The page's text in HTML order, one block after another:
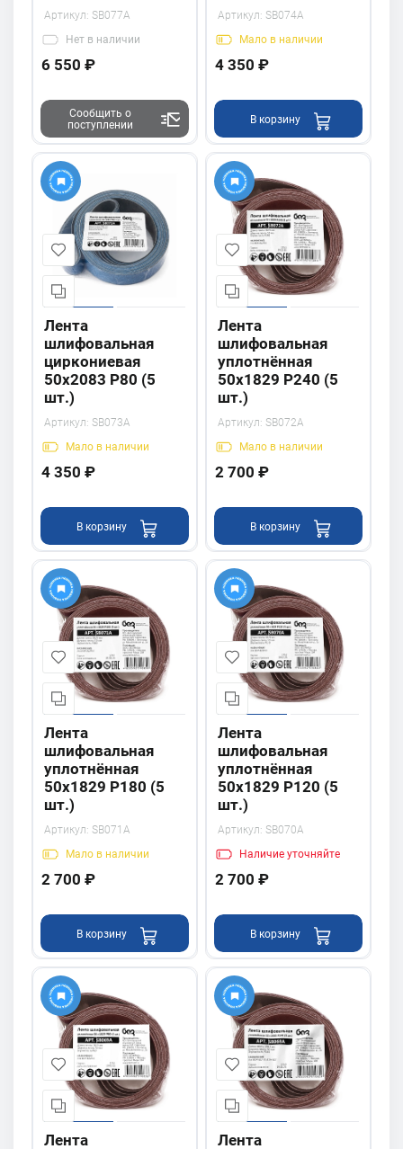
Артикул: SB077A
Нет в наличии
6 550 ₽
Сообщить о
поступлении
Артикул: SB074A
Мало в наличии
4 350 ₽
В корзину
Лента
шлифовальная
циркониевая
50х2083 P80 (5
шт.)
Артикул: SB073A
Мало в наличии
4 350 ₽
В корзину
Лента
шлифовальная
уплотнённая
50х1829 P240 (5
шт.)
Артикул: SB072A
Мало в наличии
2 700 ₽
В корзину
Лента
шлифовальная
уплотнённая
50х1829 P180 (5
шт.)
Артикул: SB071A
Мало в наличии
2 700 ₽
В корзину
Лента
шлифовальная
уплотнённая
50х1829 P120 (5
шт.)
Артикул: SB070A
Наличие уточняйте
2 700 ₽
В корзину
Лента Лента